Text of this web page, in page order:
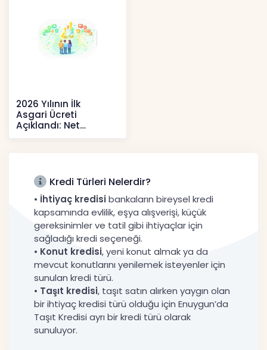
2026 Yılının İlk
Asgari Ücreti
Açıklandı: Net
52.738 TL, Ek Destek
Kredi Türleri Nelerdir?
• İhtiyaç kredisibankaların bireysel kredi
kapsamında evlilik, eşya alışverişi, küçük
gereksinimler ve tatil gibi ihtiyaçlar için
sağladığı kredi seçeneği.
• Konut kredisi, yeni konut almak ya da
mevcut konutlarını yenilemek isteyenler için
sunulan kredi türü.
• Taşıt kredisi, taşıt satın alırken yaygın olan
bir ihtiyaç kredisi türü olduğu için Enuygun’da
Taşıt Kredisi ayrı bir kredi türü olarak
sunuluyor.